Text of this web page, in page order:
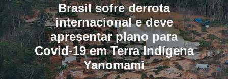
Brasil sofre derrota
internacional e deve
apresentar plano para
Covid-19 em Terra Indígena
Yanomami